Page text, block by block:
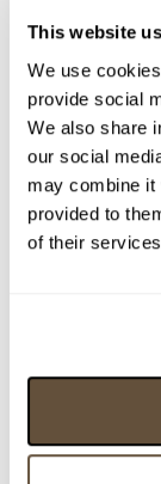
This website
We use
provide social
We also share
our social
may combine it
provided to
of their
..
158931.
značeno
hrubá